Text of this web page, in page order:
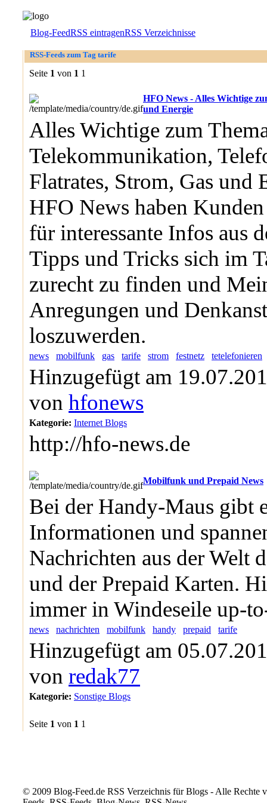
Blog-FeedRSS eintragenRSS Verzeichnisse
RSS-Feeds zum Tag tarife
Seite 1 von 1 1
HFO News - Alles Wichtige
und Energie
Alles Wichtige zum
Telekommunikation,
Flatrates, Strom, Gas und
HFO News haben
für interessante Infos aus
Tipps und Tricks sich im
zurecht zu finden und
Anregungen und
loszuwerden.
news mobilfunk gas tarife strom festnetz tetelefonieren
Hinzugefügt am
von hfonews
Kategorie: Internet Blogs
http://hfo-news.de
Mobilfunk und Prepaid News
Bei der Handy-Maus gibt
Informationen und
Nachrichten aus der Welt
und der Prepaid Karten.
immer in Windeseile up-
news nachrichten mobilfunk handy prepaid tarife
Hinzugefügt am
von redak77
Kategorie: Sonstige Blogs
Seite 1 von 1 1
© 2009 Blog-Feed.de RSS Verzeichnis für Blogs - Alle Rechte